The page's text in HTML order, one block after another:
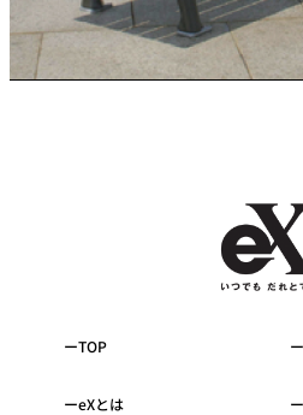
TOP
eXとは